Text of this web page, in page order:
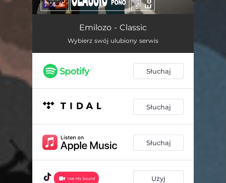
Emilozo - Classic
Wybierz swój ulubiony serwis
Słuchaj
Słuchaj
Słuchaj
Użyj